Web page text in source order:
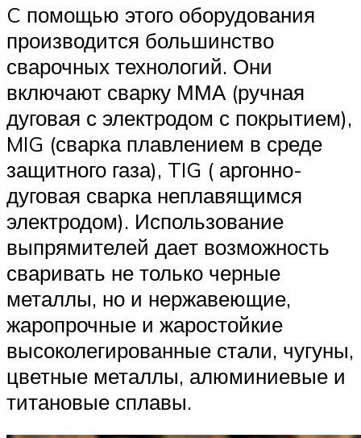
C помощью этого оборудования
производится большинство
сварочных технологий. Они
включают сварку ММА (ручная
дуговая с электродом с покрытием),
MIG (сварка плавлением в среде
защитного газа), TIG ( аргонно-
дуговая сварка неплавящимся
электродом). Использование
выпрямителей дает возможность
сваривать не только черные
металлы, но и нержавеющие,
жаропрочные и жаростойкие
высоколегированные стали, чугуны,
цветные металлы, алюминиевые и
титановые сплавы.